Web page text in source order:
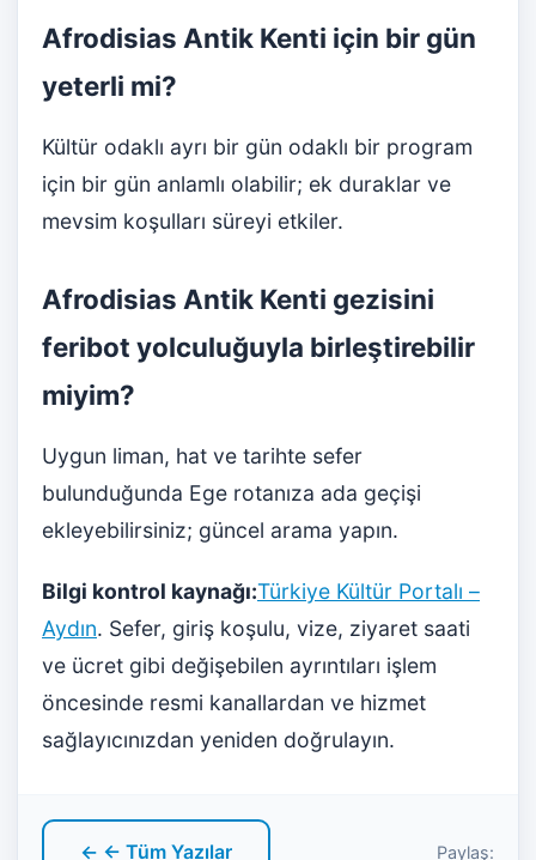
Afrodisias Antik Kenti için bir gün
yeterli mi?
Kültür odaklı ayrı bir gün odaklı bir program
için bir gün anlamlı olabilir; ek duraklar ve
mevsim koşulları süreyi etkiler.
Afrodisias Antik Kenti gezisini
feribot yolculuğuyla birleştirebilir
miyim?
Uygun liman, hat ve tarihte sefer
bulunduğunda Ege rotanıza ada geçişi
ekleyebilirsiniz; güncel arama yapın.
Bilgi kontrol kaynağı:Türkiye Kültür Portalı –
Aydın. Sefer, giriş koşulu, vize, ziyaret saati
ve ücret gibi değişebilen ayrıntıları işlem
öncesinde resmi kanallardan ve hizmet
sağlayıcınızdan yeniden doğrulayın.
← ← Tüm Yazılar Paylaş: